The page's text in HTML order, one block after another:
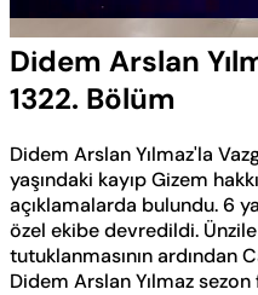
Aç
Didem Arslan
1322. Bölüm
Didem Arslan Yılmaz'la
yaşındaki kayıp Gizem
açıklamalarda bulundu. 6
özel ekibe devredildi.
tutuklanmasının ardından
Didem Arslan Yılmaz sezon